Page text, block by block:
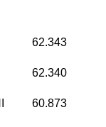
62.343
62.340
60.873